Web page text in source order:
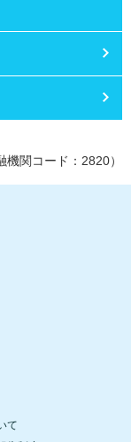
機関コード：2820）
て